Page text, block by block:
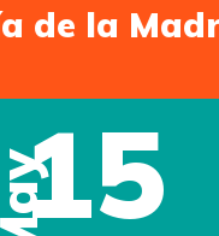
de la
May
15